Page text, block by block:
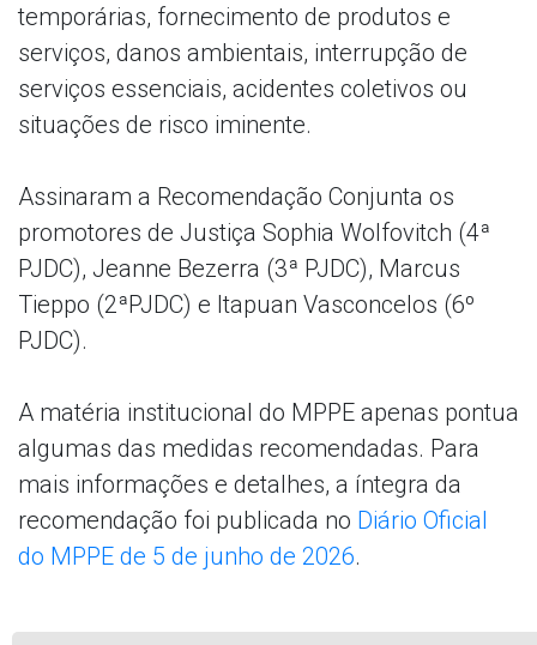
temporárias, fornecimento de produtos e
serviços, danos ambientais, interrupção de
serviços essenciais, acidentes coletivos ou
situações de risco iminente.
Assinaram a Recomendação Conjunta os
promotores de Justiça Sophia Wolfovitch (4ª
PJDC), Jeanne Bezerra (3ª PJDC), Marcus
Tieppo (2ªPJDC) e Itapuan Vasconcelos (6º
PJDC).
A matéria institucional do MPPE apenas pontua
algumas das medidas recomendadas. Para
mais informações e detalhes, a íntegra da
recomendação foi publicada no Diário Oficial
do MPPE de 5 de junho de 2026.